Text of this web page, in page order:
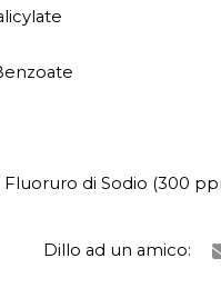
di Sodio (300
Dillo ad un amico: